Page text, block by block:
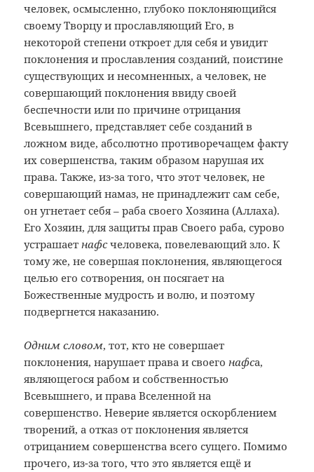
человек, осмысленно, глубоко поклоняющийся
своему Творцу и прославляющий Его, в
некоторой степени откроет для себя и увидит
поклонения и прославления созданий, поистине
существующих и несомненных, а человек, не
совершающий поклонения ввиду своей
беспечности или по причине отрицания
Всевышнего, представляет себе созданий в
ложном виде, абсолютно противоречащем факту
их совершенства, таким образом нарушая их
права. Также, из-за того, что этот человек, не
совершающий намаз, не принадлежит сам себе,
он угнетает себя – раба своего Хозяина (Аллаха).
Его Хозяин, для защиты прав Своего раба, сурово
устрашаетнафсчеловека, повелевающий зло. К
тому же, не совершая поклонения, являющегося
целью его сотворения, он посягает на
Божественные мудрость и волю, и поэтому
подвергнется наказанию.
Одним словом, тот, кто не совершает
поклонения, нарушает права и своегонафса,
являющегося рабом и собственностью
Всевышнего, и права Вселенной на
совершенство. Неверие является оскорблением
творений, а отказ от поклонения является
отрицанием совершенства всего сущего. Помимо
прочего, из-за того, что это является ещё и